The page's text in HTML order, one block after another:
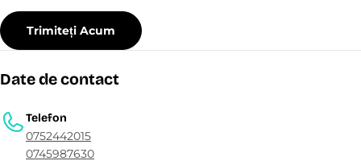
Trimiteți Acum
Date de contact
Telefon
0752442015
0745987630